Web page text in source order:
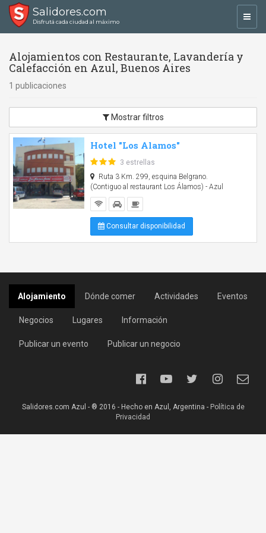
Salidores.com
Disfrutá cada ciudad al máximo
Alojamientos con Restaurante, Lavandería y
Calefacción en Azul, Buenos Aires
1 publicaciones
Mostrar filtros
Hotel "Los Alamos"
3 estrellas
Ruta 3 Km. 299, esquina Belgrano.
(Contiguo al restaurant Los Álamos) - Azul
Consultar disponibilidad
Alojamiento Dónde comer Actividades Eventos
Negocios Lugares Información
Publicar un evento Publicar un negocio
Salidores.com Azul - ® 2016 - Hecho en Azul, Argentina - Política de
Privacidad